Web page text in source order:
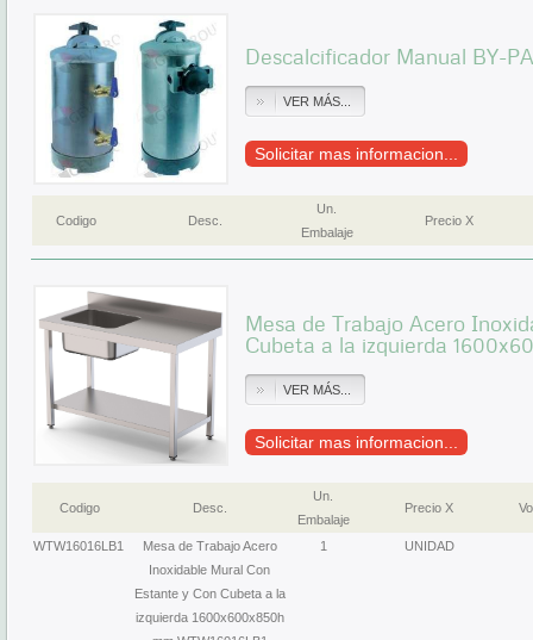
Descalcificador Manual BY-
VER MÁS...
Solicitar mas informacion...
Codigo Desc.
Un.
Embalaje
Precio X
Mesa de Trabajo Acero
Cubeta a la izquierda
VER MÁS...
Solicitar mas informacion...
Codigo Desc.
Un.
Embalaje
Precio X
WTW16016LB1
Mesa de Trabajo Acero
Inoxidable Mural Con
Estante y Con Cubeta a la
izquierda 1600x600x850h
1 UNIDAD